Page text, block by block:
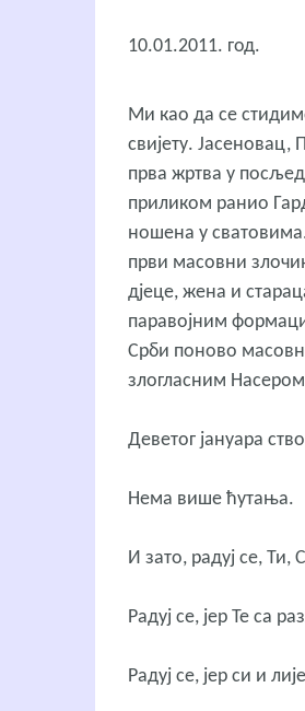
10.01.2011. год.
Ми као да се
свијету.
прва жртва у
приликом ранио
ношена у
први масовни
дјеце, жена и
паравојним
Срби поново
злогласним
Деветог јануара
Нема више ћутања.
И зато, радуј се, Ти,
Радуј се, јер Те са
Радуј се, јер си и